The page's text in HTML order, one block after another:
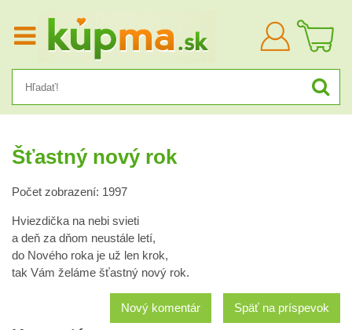
Prihlásiť
sa
Šťastný nový rok
Počet zobrazení: 1997
Hviezdička na nebi svieti
a deň za dňom neustále letí,
do Nového roka je už len krok,
tak Vám želáme šťastný nový rok.
Späť na príspevok
Nový komentár